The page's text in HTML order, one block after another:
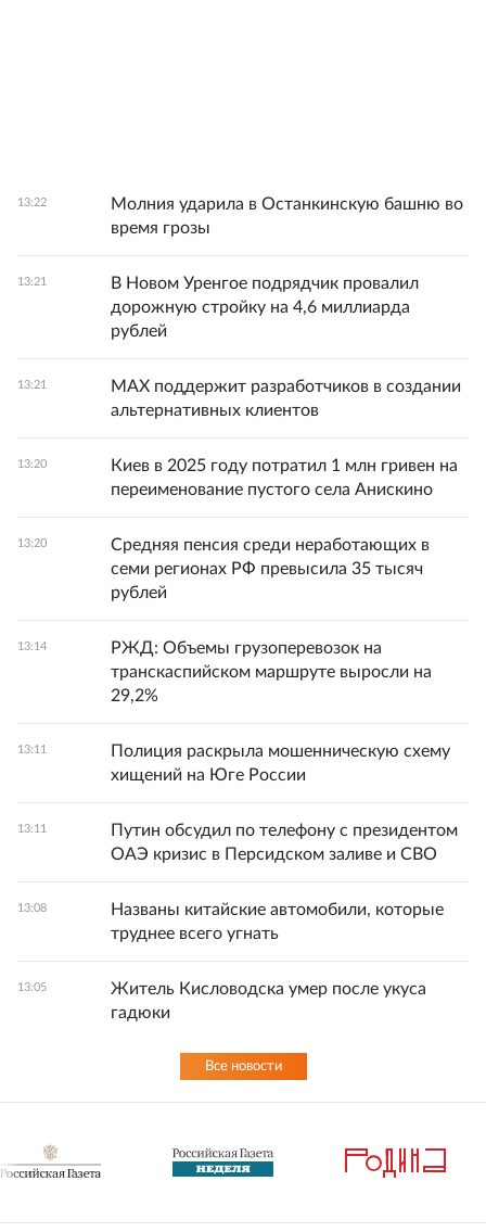
13:22
Молния ударила в Останкинскую башню во
время грозы
13:21
В Новом Уренгое подрядчик провалил
дорожную стройку на 4,6 миллиарда
рублей
13:21
MAX поддержит разработчиков в создании
альтернативных клиентов
13:20
Киев в 2025 году потратил 1 млн гривен на
переименование пустого села Анискино
13:20
Средняя пенсия среди неработающих в
семи регионах РФ превысила 35 тысяч
рублей
13:14
РЖД: Объемы грузоперевозок на
транскаспийском маршруте выросли на
29,2%
13:11
Полиция раскрыла мошенническую схему
хищений на Юге России
13:11
Путин обсудил по телефону с президентом
ОАЭ кризис в Персидском заливе и СВО
13:08
Названы китайские автомобили, которые
труднее всего угнать
13:05
Житель Кисловодска умер после укуса
гадюки
Все новости